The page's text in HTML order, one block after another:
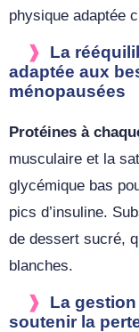
physique adaptée
La
adaptée aux
ménopausées
Protéines à
musculaire et la
glycémique bas
pics d’insuline.
de dessert sucré,
blanches.
La
soutenir la